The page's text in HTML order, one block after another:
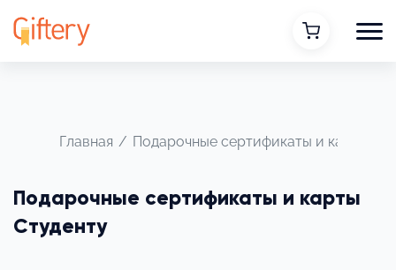
Главная / Подарочные сертификаты и карты
Подарочные сертификаты и карты
Студенту